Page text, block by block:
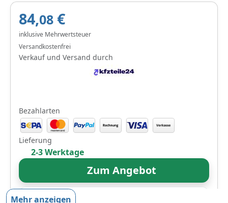
84,08 €
inklusive Mehrwertsteuer
Versandkostenfrei
Verkauf und Versand durch
Bezahlarten
Lieferung
2-3 Werktage
Zum Angebot
Mehr anzeigen